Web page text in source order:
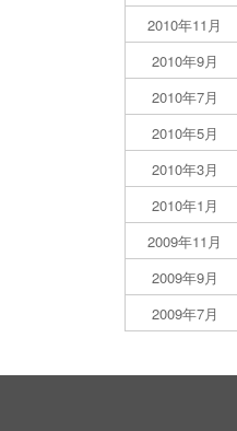
2010年11月
2010年9月
2010年7月
2010年5月
2010年3月
2010年1月
2009年11月
2009年9月
2009年7月